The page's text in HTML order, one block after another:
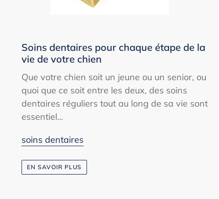
Soins dentaires pour chaque étape de la
vie de votre chien
Que votre chien soit un jeune ou un senior, ou
quoi que ce soit entre les deux, des soins
dentaires réguliers tout au long de sa vie sont
essentiel...
soins dentaires
EN SAVOIR PLUS